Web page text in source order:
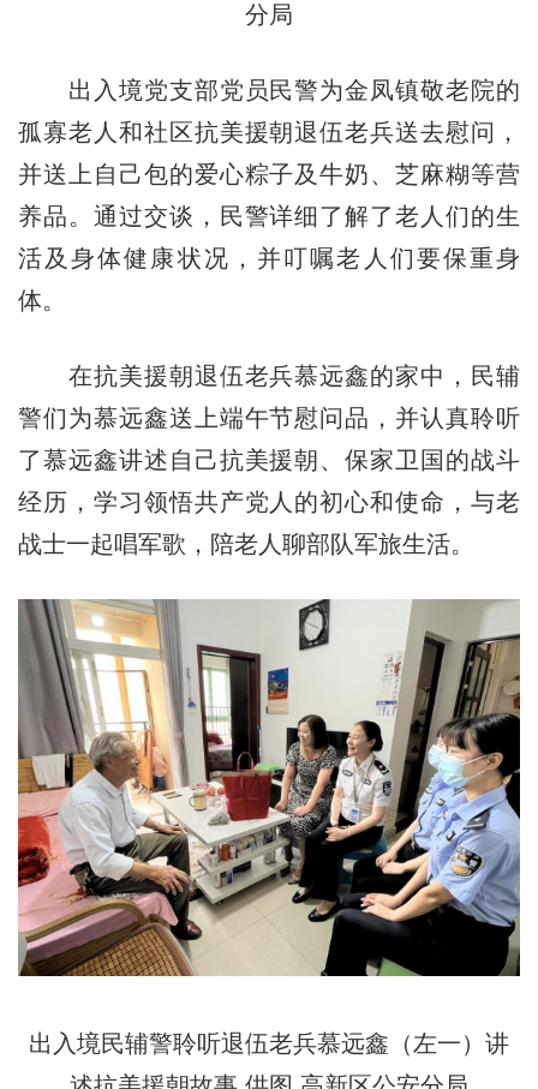
分局
出入境党支部党员民警为金凤镇敬老院的
孤寡老人和社区抗美援朝退伍老兵送去慰问，
并送上自己包的爱心粽子及牛奶、芝麻糊等营
养品。通过交谈，民警详细了解了老人们的生
活及身体健康状况，并叮嘱老人们要保重身
体。
在抗美援朝退伍老兵慕远鑫的家中，民辅
警们为慕远鑫送上端午节慰问品，并认真聆听
了慕远鑫讲述自己抗美援朝、保家卫国的战斗
经历，学习领悟共产党人的初心和使命，与老
战士一起唱军歌，陪老人聊部队军旅生活。
出入境民辅警聆听退伍老兵慕远鑫（左一）讲